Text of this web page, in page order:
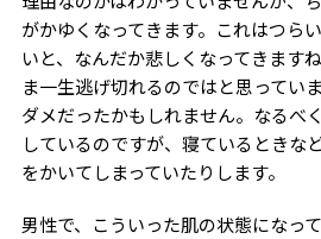
がかゆくなってきます。これはつら
いと、なんだか悲しくなってきます
ま一生逃げ切れるのではと思ってい
ダメだったかもしれません。なるべ
しているのですが、寝ているときな
をかいてしまっていたりします。
男性で、こういった肌の状態になっ